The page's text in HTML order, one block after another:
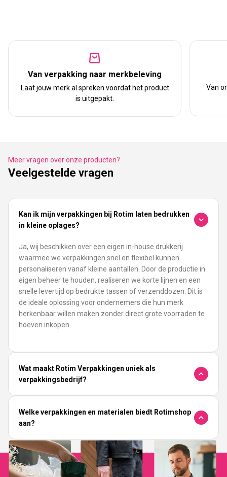
Van verpakking naar merkbeleving
Laat jouw merk al spreken voordat het product
is uitgepakt.
Van
Meer vragen over onze producten?
Veelgestelde vragen
Kan ik mijn verpakkingen bij Rotim laten bedrukken
in kleine oplages?
Ja, wij beschikken over een eigen in-house drukkerij
waarmee we verpakkingen snel en flexibel kunnen
personaliseren vanaf kleine aantallen. Door de productie in
eigen beheer te houden, realiseren we korte lijnen en een
snelle levertijd op bedrukte tassen of verzenddozen. Dit is
de ideale oplossing voor ondernemers die hun merk
herkenbaar willen maken zonder direct grote voorraden te
hoeven inkopen.
Wat maakt Rotim Verpakkingen uniek als
verpakkingsbedrijf?
Welke verpakkingen en materialen biedt Rotimshop
aan?